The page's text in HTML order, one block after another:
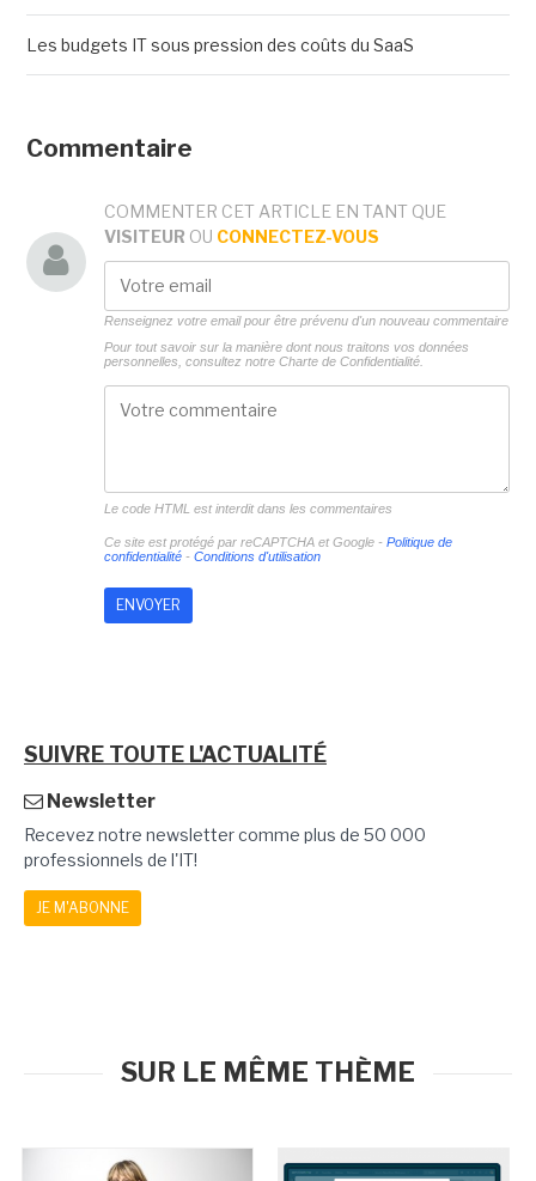
Les budgets IT sous pression des coûts du SaaS
Commentaire
COMMENTER CET ARTICLE EN TANT QUE
VISITEUR OU CONNECTEZ-VOUS
Renseignez votre email pour être prévenu d'un nouveau commentaire
Pour tout savoir sur la manière dont nous traitons vos données
personnelles, consultez notre Charte de Confidentialité.
Le code HTML est interdit dans les commentaires
Ce site est protégé par reCAPTCHA et Google - Politique de
confidentialité- Conditions d'utilisation
SUIVRE TOUTE L'ACTUALITÉ
Newsletter
Recevez notre newsletter comme plus de 50 000
professionnels de l'IT!
JE M'ABONNE
SUR LE MÊME THÈME